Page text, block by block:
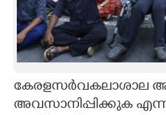
LITERATURE
ZOOM
CONTACT US
കേരളസർവകലാശാല
അവസാനിപ്പിക്കുക